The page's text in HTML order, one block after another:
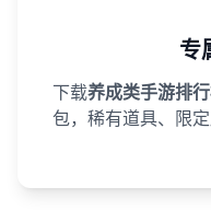
专
下载养成类手游排
包，稀有道具、限